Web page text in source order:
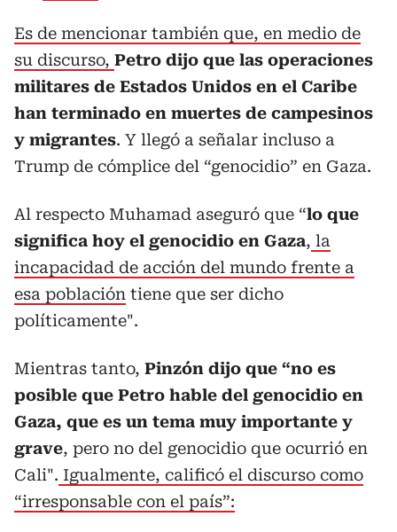
Es de mencionar también que, en medio de
su discurso, Petro dijo que las operaciones
militares de Estados Unidos en el Caribe
han terminado en muertes de campesinos
y migrantes. Y llegó a señalar incluso a
Trump de cómplice del “genocidio” en Gaza.
Al respecto Muhamad aseguró que “lo que
significa hoy el genocidio en Gaza, la
incapacidad de acción del mundo frente a
esa población tiene que ser dicho
políticamente".
Mientras tanto, Pinzón dijo que “no es
posible que Petro hable del genocidio en
Gaza, que es un tema muy importante y
grave, pero no del genocidio que ocurrió en
Cali". Igualmente, calificó el discurso como
“irresponsable con el país”: